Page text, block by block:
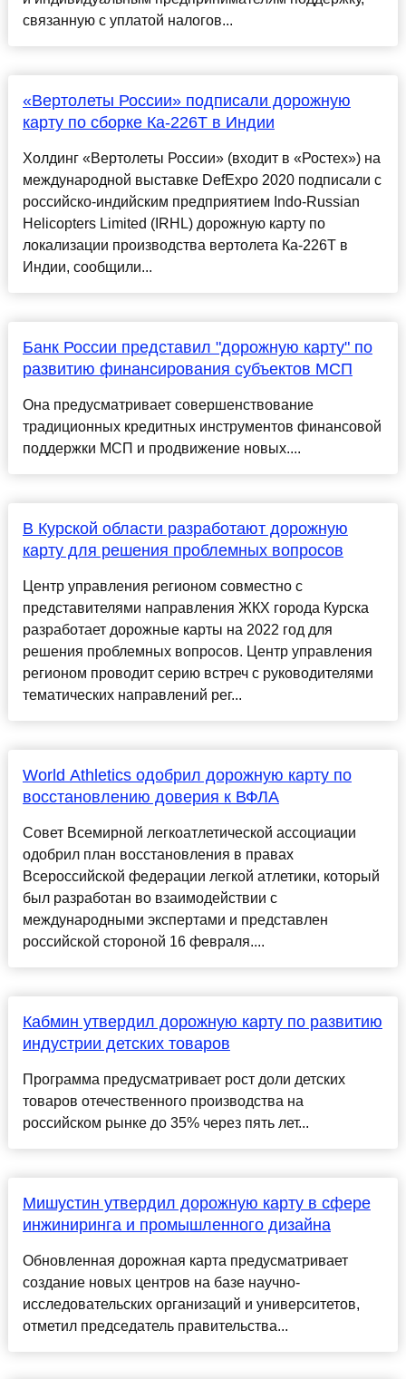
связанную с уплатой налогов...
«Вертолеты России» подписали дорожную
карту по сборке Ка-226Т в Индии
Холдинг «Вертолеты России» (входит в «Ростех») на
международной выставке DefЕxpo 2020 подписали с
российско-индийским предприятием Indo-Russian
Helicopters Limited (IRHL) дорожную карту по
локализации производства вертолета Ка-226Т в
Индии, сообщили...
Банк России представил "дорожную карту" по
развитию финансирования субъектов МСП
Она предусматривает совершенствование
традиционных кредитных инструментов финансовой
поддержки МСП и продвижение новых....
В Курской области разработают дорожную
карту для решения проблемных вопросов
Центр управления регионом совместно с
представителями направления ЖКХ города Курска
разработает дорожные карты на 2022 год для
решения проблемных вопросов. Центр управления
регионом проводит серию встреч с руководителями
тематических направлений рег...
World Athletics одобрил дорожную карту по
восстановлению доверия к ВФЛА
Совет Всемирной легкоатлетической ассоциации
одобрил план восстановления в правах
Всероссийской федерации легкой атлетики, который
был разработан во взаимодействии с
международными экспертами и представлен
российской стороной 16 февраля....
Кабмин утвердил дорожную карту по развитию
индустрии детских товаров
Программа предусматривает рост доли детских
товаров отечественного производства на
российском рынке до 35% через пять лет...
Мишустин утвердил дорожную карту в сфере
инжиниринга и промышленного дизайна
Обновленная дорожная карта предусматривает
создание новых центров на базе научно-
исследовательских организаций и университетов,
отметил председатель правительства...